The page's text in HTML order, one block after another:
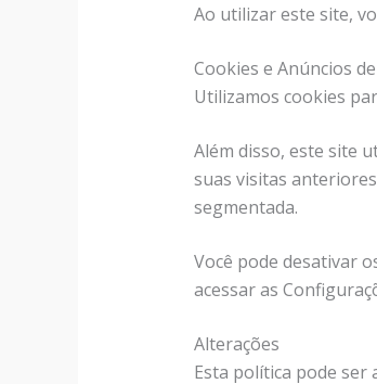
Ao utilizar este site,
Cookies e Anúncios
Utilizamos cookies
Além disso, este site
suas visitas
segmentada.
Você pode desativar
acessar as
Alterações
Esta política pode ser